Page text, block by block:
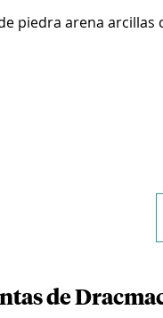
piedra arena arcillas
de